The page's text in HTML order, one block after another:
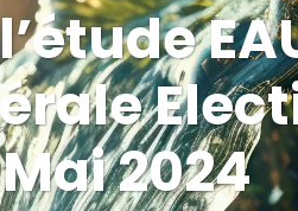
2024